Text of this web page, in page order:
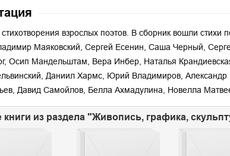
стихотворения взрослых поэтов. В сборник вошли
Маяковский, Сергей Есенин, Саша Черный,
Осип Мандельштам, Вера Инбер, Наталья
Даниил Хармс, Юрий Владимиров, Александр
Давид Самойлов, Белла Ахмадулина, Новелла
книги из раздела "Живопись, графика,